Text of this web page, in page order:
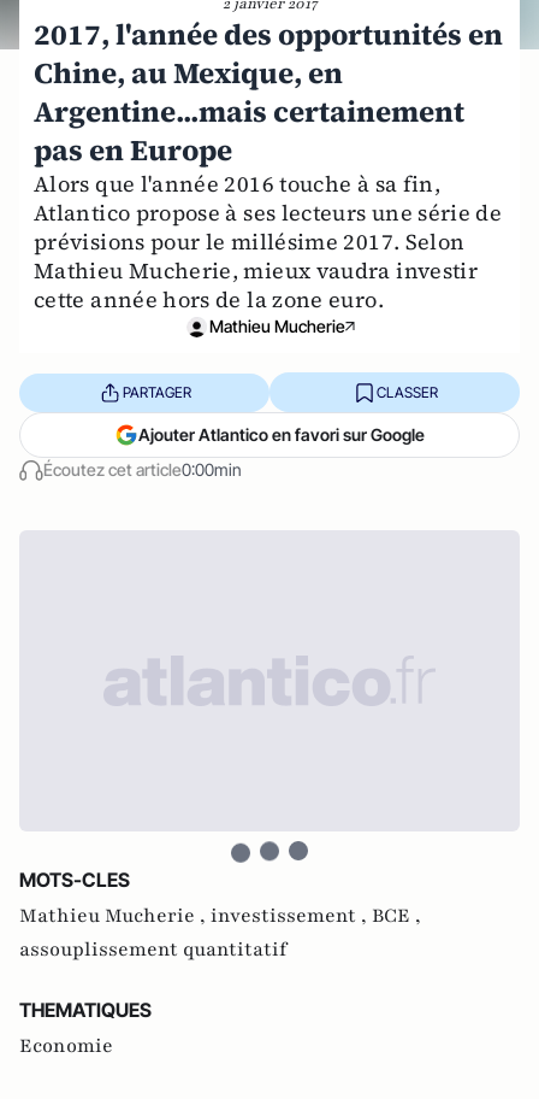
2017, l'année des opportunités en
Chine, au Mexique, en
Argentine...mais certainement
pas en Europe
Alors que l'année 2016 touche à sa fin,
Atlantico propose à ses lecteurs une série de
prévisions pour le millésime 2017. Selon
Mathieu Mucherie, mieux vaudra investir
cette année hors de la zone euro.
Mathieu Mucherie
Écoutez cet article0:00min
PARTAGER CLASSER
Ajouter Atlantico en favori sur Google
MOTS-CLES
Mathieu Mucherie , investissement , BCE ,
assouplissement quantitatif
THEMATIQUES
Economie